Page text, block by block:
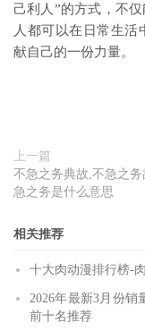
己利人”的方式，不
人都可以在日常生活
献自己的一份力量。
上一篇
不急之务典故,不急之务
急之务是什么意思
相关推荐
十大肉动漫排行榜-
2026年最新3月份
前十名推荐